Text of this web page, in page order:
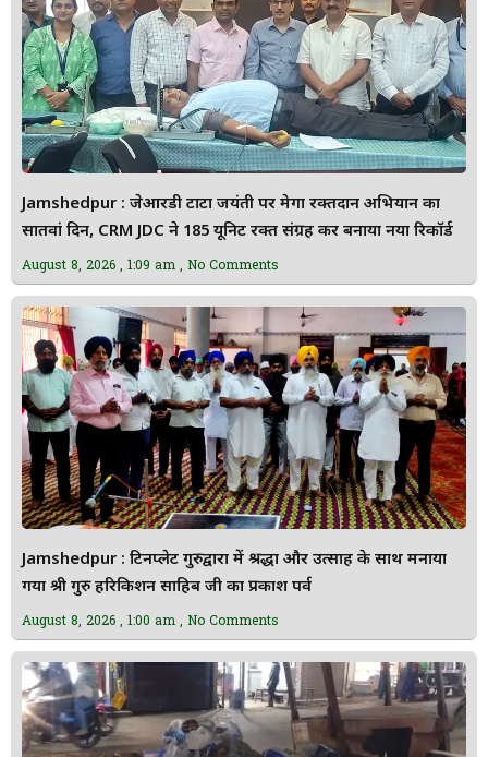
Jamshedpur : जेआरडी टाटा जयंती पर मेगा रक्तदान अभियान का
सातवां दिन, CRM JDC ने 185 यूनिट रक्त संग्रह कर बनाया नया रिकॉर्ड
August 8, 2026 1:09 am No Comments
Jamshedpur : टिनप्लेट गुरुद्वारा में श्रद्धा और उत्साह के साथ मनाया
गया श्री गुरु हरिकिशन साहिब जी का प्रकाश पर्व
August 8, 2026 1:00 am No Comments